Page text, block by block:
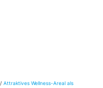
/ Attraktives Wellness-Areal als